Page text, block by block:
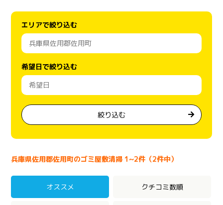
エリアで絞り込む
希望日で絞り込む
絞り込む
兵庫県佐用郡佐用町のゴミ屋敷清掃 1~2件（2件中）
オススメ クチコミ数順